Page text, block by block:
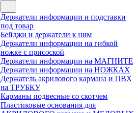
Держатели информации и подставки
под товар
Бейджи и держатели к ним
Держатели информации на гибкой
ножке с присоской
Держатели информации на МАГНИТЕ
Держатели информации на НОЖКАХ
Держатель акрилового кармана и ПВХ
на ТРУБКУ
Карманы подвесные со скотчем
Пластиковые основания для